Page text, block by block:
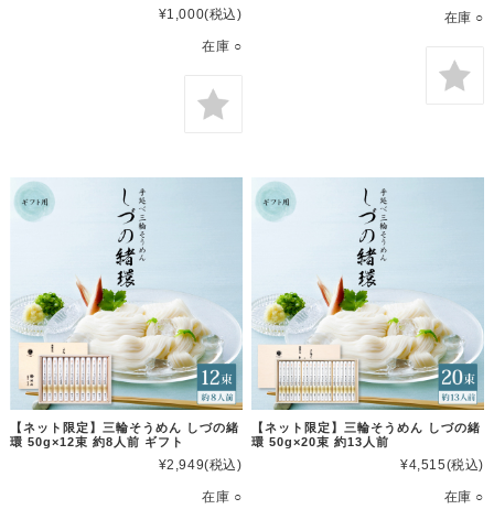
¥1,000(税込)
在庫 ○
在庫 ○
【ネット限定】三輪そうめん しづの緒
環 50g×12束 約8人前 ギフト
¥2,949(税込)
在庫 ○
【ネット限定】三輪そうめん しづの緒
環 50g×20束 約13人前
¥4,515(税込)
在庫 ○